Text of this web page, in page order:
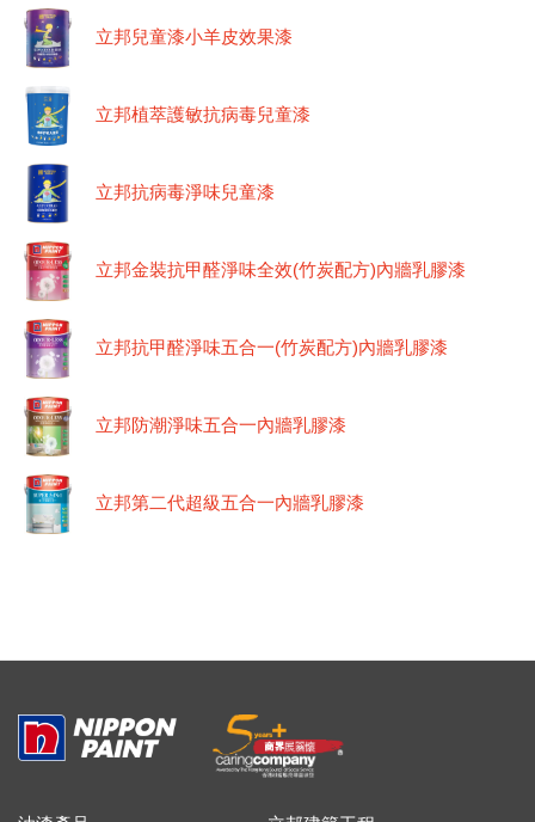
立邦兒童漆小羊皮效果漆
立邦植萃護敏抗病毒兒童漆
立邦抗病毒淨味兒童漆
立邦金裝抗甲醛淨味全效(竹炭配方)內牆乳膠漆
立邦抗甲醛淨味五合一(竹炭配方)內牆乳膠漆
立邦防潮淨味五合一內牆乳膠漆
立邦第二代超級五合一內牆乳膠漆